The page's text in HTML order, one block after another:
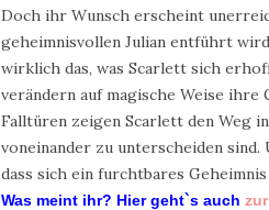
Doch ihr Wunsch erscheint
geheimnisvollen Julian entführt
wirklich das, was Scarlett sich
verändern auf magische Weise
Falltüren zeigen Scarlett den Weg
voneinander zu unterscheiden
dass sich ein furchtbares
Was meint ihr? Hier geht`s auch